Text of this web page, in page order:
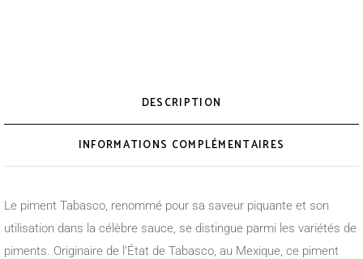
DESCRIPTION
INFORMATIONS COMPLÉMENTAIRES
Le piment Tabasco, renommé pour sa saveur piquante et son
utilisation dans la célèbre sauce, se distingue parmi les variétés de
piments. Originaire de l’État de Tabasco, au Mexique, ce piment